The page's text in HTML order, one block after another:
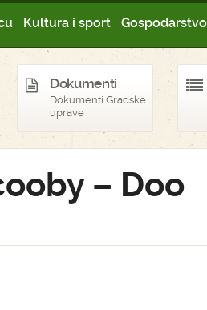
Kultura i sport Gospodarstvo
Dokumenti
Dokumenti Gradske
uprave
– Doo